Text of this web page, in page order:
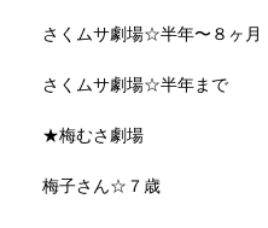
さくムサ劇場☆半年〜８ヶ月
さくムサ劇場☆半年まで
★梅むさ劇場
梅子さん☆７歳